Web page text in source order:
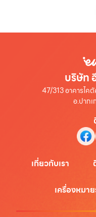
บริษัท
47/313 อาคารไค
อ.ปาก
เกี่ยวกับเรา
เครื่องหมา